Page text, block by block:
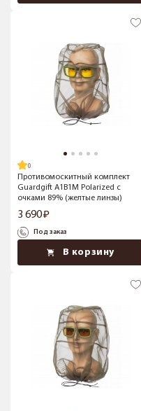
Противомоскитный комплект
Guardgift А1В1М Polarized с
очками 89% (желтые линзы)
3 690
Под заказ
В корзину